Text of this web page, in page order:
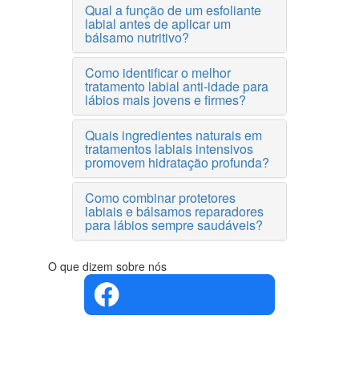
Qual a função de um esfoliante
labial antes de aplicar um
bálsamo nutritivo?
Como identificar o melhor
tratamento labial anti-idade para
lábios mais jovens e firmes?
Quais ingredientes naturais em
tratamentos labiais intensivos
promovem hidratação profunda?
Como combinar protetores
labiais e bálsamos reparadores
para lábios sempre saudáveis?
O que dizem sobre nós